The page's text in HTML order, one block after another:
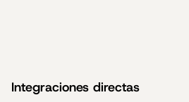
Integraciones directas